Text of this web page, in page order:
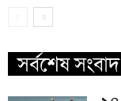
সর্বশেষ সংবাদ